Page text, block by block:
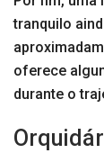
tranquilo
oferece
durante o